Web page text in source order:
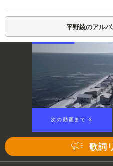
平野綾のアル
次の動画まで 3
歌詞